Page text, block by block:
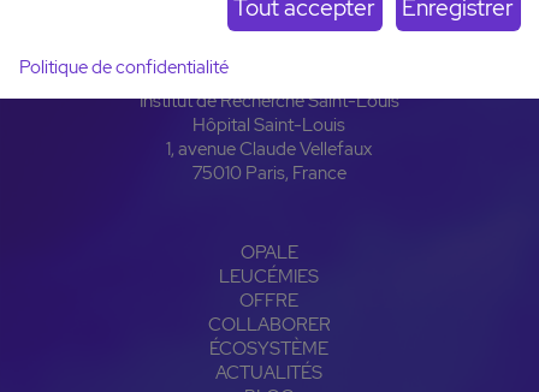
Institut Carnot OPALE
Institut de Recherche Saint-Louis
Hôpital Saint-Louis
1, avenue Claude Vellefaux
75010 Paris, France
OPALE
LEUCÉMIES
OFFRE
COLLABORER
ÉCOSYSTÈME
ACTUALITÉS
Politique de confidentialité